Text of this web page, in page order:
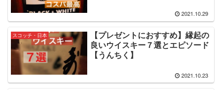
2021.10.29
スコッチ・日本
【プレゼントにおすすめ】縁起の
良いウイスキー７選とエピソード
【うんちく】
2021.10.23